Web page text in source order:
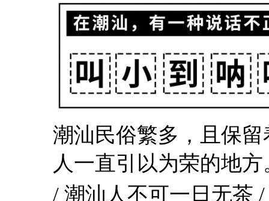
潮汕民俗繁多，且保
人一直引以为荣的地方
/ 潮汕人不可一日无茶 /